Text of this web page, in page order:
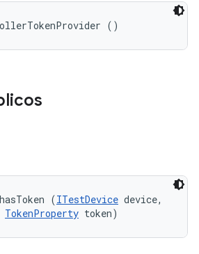
()
(ITestDevice device,
TokenProperty token)